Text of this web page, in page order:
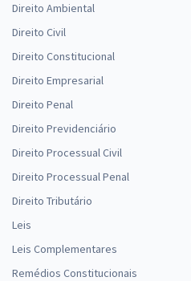
Direito Ambiental
Direito Civil
Direito Constitucional
Direito Empresarial
Direito Penal
Direito Previdenciário
Direito Processual Civil
Direito Processual Penal
Direito Tributário
Leis
Leis Complementares
Remédios Constitucionais